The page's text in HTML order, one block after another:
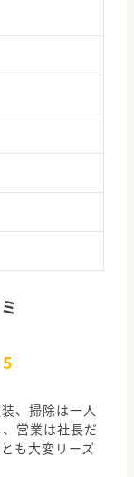
5
、掃除は一人
営業は社長だ
も大変リーズ